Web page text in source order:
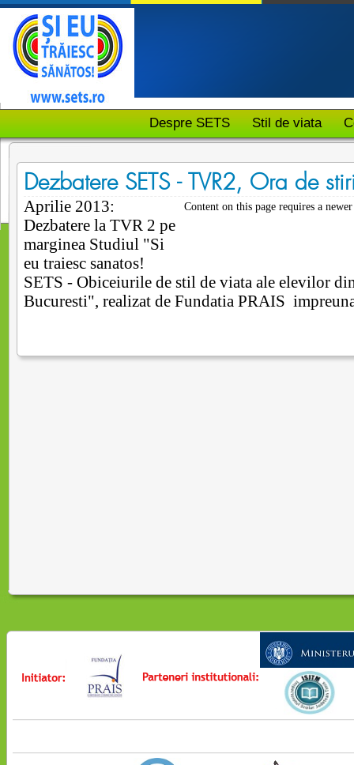
Despre SETS Stil de viata
Dezbatere SETS - TVR2, Ora de
Content on this page requires a
Aprilie 2013:
Dezbatere la TVR 2 pe
marginea Studiul "Si
eu traiesc sanatos!
SETS - Obiceiurile de stil de viata ale elevilor
Bucuresti", realizat de Fundatia PRAIS